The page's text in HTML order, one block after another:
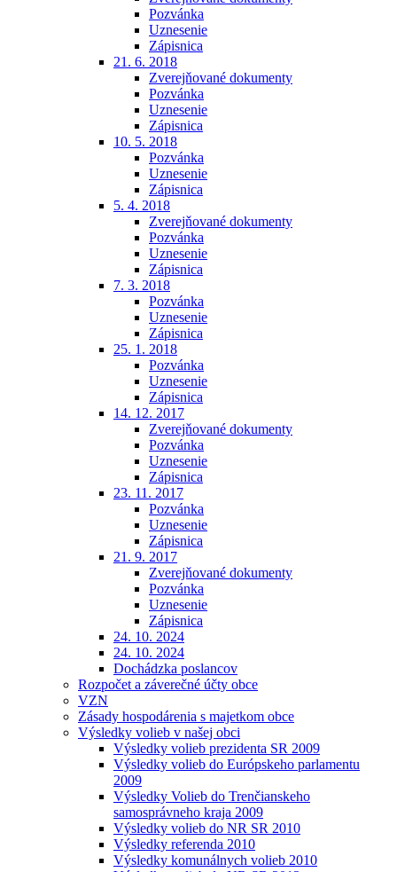
Pozvánka
Uznesenie
Zápisnica
21. 6. 2018
Zverejňované dokumenty
Pozvánka
Uznesenie
Zápisnica
10. 5. 2018
Pozvánka
Uznesenie
Zápisnica
5. 4. 2018
Zverejňované dokumenty
Pozvánka
Uznesenie
Zápisnica
7. 3. 2018
Pozvánka
Uznesenie
Zápisnica
25. 1. 2018
Pozvánka
Uznesenie
Zápisnica
14. 12. 2017
Zverejňované dokumenty
Pozvánka
Uznesenie
Zápisnica
23. 11. 2017
Pozvánka
Uznesenie
Zápisnica
21. 9. 2017
Zverejňované dokumenty
Pozvánka
Uznesenie
Zápisnica
24. 10. 2024
24. 10. 2024
Dochádzka poslancov
Rozpočet a záverečné účty obce
VZN
Zásady hospodárenia s majetkom obce
Výsledky volieb v našej obci
Výsledky volieb prezidenta SR 2009
Výsledky volieb do Európskeho parlamentu
2009
Výsledky Volieb do Trenčianskeho
samosprávneho kraja 2009
Výsledky volieb do NR SR 2010
Výsledky referenda 2010
Výsledky komunálnych volieb 2010